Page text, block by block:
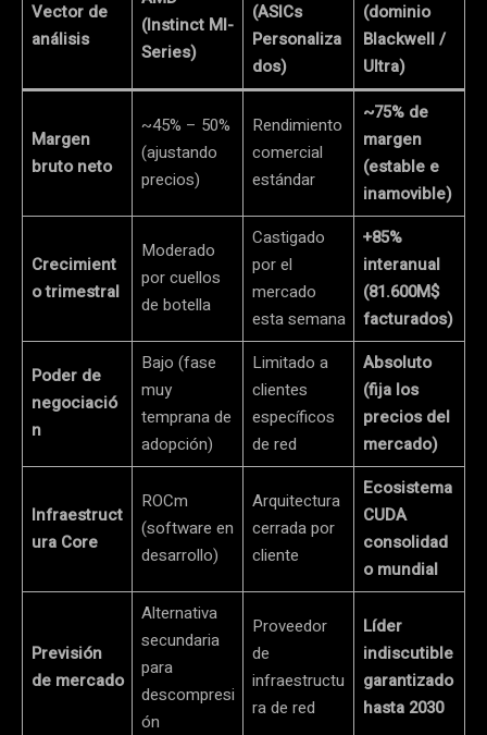
Vector de
análisis
(Instinct MI-
Series)
(ASICs
Personaliza
dos)
(dominio
Blackwell /
Ultra)
Margen
bruto neto
~45% – 50%
(ajustando
precios)
Rendimiento
comercial
estándar
~75% de
margen
(estable e
inamovible)
Crecimient
o trimestral
Moderado
por cuellos
de botella
Castigado
por el
mercado
esta semana
+85%
interanual
(81.600M$
facturados)
Poder de
negociació
n
Bajo (fase
muy
temprana de
adopción)
Limitado a
clientes
específicos
de red
Absoluto
(fija los
precios del
mercado)
Infraestruct
ura Core
ROCm
(software en
desarrollo)
Arquitectura
cerrada por
cliente
Ecosistema
CUDA
consolidad
o mundial
Previsión
de mercado
Alternativa
secundaria
para
descompresi
ón
Proveedor
de
infraestructu
ra de red
Líder
indiscutible
garantizado
hasta 2030